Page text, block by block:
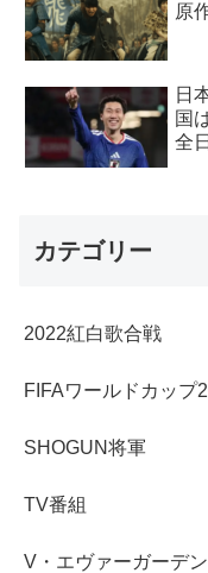
原
日
国
全
カテゴリー
2022紅白歌合戦
FIFAワールドカップ
SHOGUN将軍
TV番組
V・エヴァーガーデン